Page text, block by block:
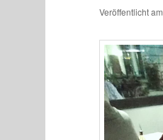
Veröffentlicht am